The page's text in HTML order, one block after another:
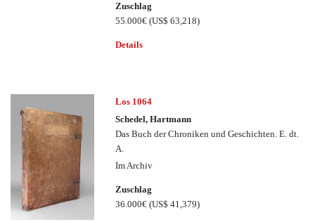
Zuschlag
55.000€(US$ 63,218)
Details
Los 1064
Schedel, Hartmann
Das Buch der Chroniken und Geschichten. E. dt.
A.
Im Archiv
Zuschlag
36.000€(US$ 41,379)